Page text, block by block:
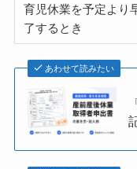
育児休業を予定より
了するとき
あわせて読みたい